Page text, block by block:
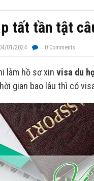
tất tần tật
01/2024 0 Comments
làm hồ sơ xin visa du
gian bao lâu thì có